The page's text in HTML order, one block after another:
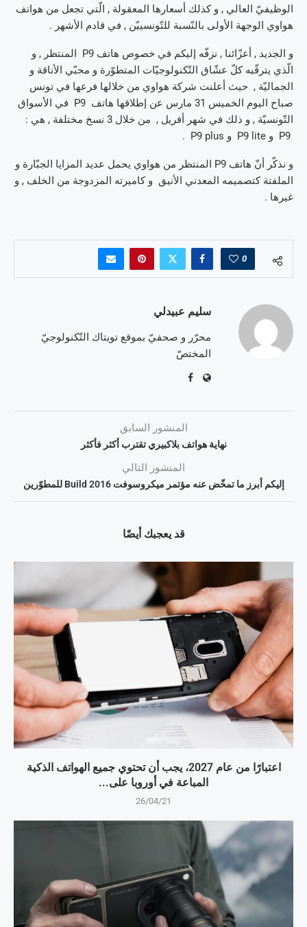
الوظيفيّ العالي , و كذلك أسعارها المعقولة , الّتي تجعل من هواتف
هواوي الوجهة الأولى بالنّسبة للتّونسييّن , في قادم الأشهر .
و الجديد , أعزّائنا , نزفّه إليكم في خصوص هاتف P9 المنتظر , و
الّذي يترقّبه كلّ عشّاق التّكنولوجيّات المتطوّرة و محبّي الأناقة و
الجماليّة , حيث أعلنت شركة هواوي من خلالها فرعها في تونس
صباح اليوم الخميس 31 مارس عن إطلاقها هاتف P9 في الأسواق
التّونسيّة , و ذلك في شهر أفريل , من خلال 3 نسخ مختلفة , هي :
و نذكّر أنّ هاتف P9 المنتظر من هواوي يحمل عديد المزايا الجبّارة و
الملفتة كتصميمه المعدني الأنيق و كاميرته المزدوجة من الخلف , و
غيرها .
0
سليم عبيدلي
محرّر و صحفيّ بموقع تويتاك التّكنولوجيّ
المختصّ
المنشور السابق
نهاية هواتف بلاكبيري تقترب أكثر فأكثر
المنشور التالي
إليكم أبرز ما تمخّض عنه مؤتمر ميكروسوفت Build 2016 للمطوّرين
قد يعجبك أيضًا
اعتبارًا من عام 2027، يجب أن تحتوي جميع الهواتف الذكية
المباعة في أوروبا على...
26/04/21